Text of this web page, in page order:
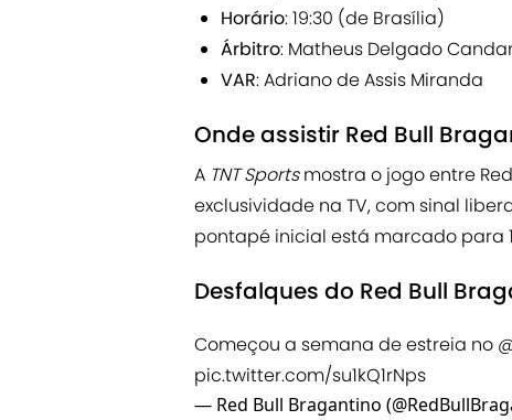
Horário: 19:30 (de Brasília)
Árbitro: Matheus Delgado
VAR: Adriano de Assis Miranda
Onde assistir Red Bull
A TNT Sportsmostra o jogo entre
exclusividade na TV, com sinal
pontapé inicial está marcado para
Desfalques do Red Bull
Começou a semana de estreia no
pic.twitter.com/su1kQ1rNps
— Red Bull Bragantino